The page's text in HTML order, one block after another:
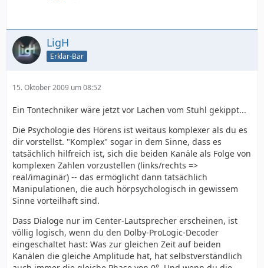
LigH
Erklär-Bär
15. Oktober 2009 um 08:52
Ein Tontechniker wäre jetzt vor Lachen vom Stuhl gekippt...
Die Psychologie des Hörens ist weitaus komplexer als du es
dir vorstellst. "Komplex" sogar in dem Sinne, dass es
tatsächlich hilfreich ist, sich die beiden Kanäle als Folge von
komplexen Zahlen vorzustellen (links/rechts =>
real/imaginär) -- das ermöglicht dann tatsächlich
Manipulationen, die auch hörpsychologisch in gewissem
Sinne vorteilhaft sind.
Dass Dialoge nur im Center-Lautsprecher erscheinen, ist
völlig logisch, wenn du den Dolby-ProLogic-Decoder
eingeschaltet hast: Was zur gleichen Zeit auf beiden
Kanälen die gleiche Amplitude hat, hat selbstverständlich